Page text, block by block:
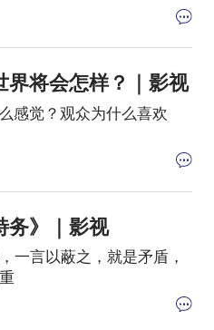
界将会怎样？｜影视
感觉？观众为什么喜欢
务》｜影视
一言以蔽之，就是矛盾，